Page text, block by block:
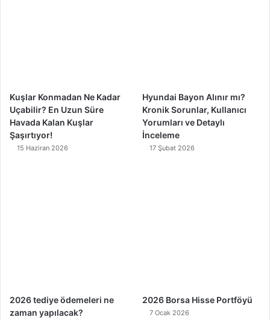
Kuşlar Konmadan Ne Kadar
Uçabilir? En Uzun Süre
Havada Kalan Kuşlar
Şaşırtıyor!
15 Haziran 2026
Hyundai Bayon Alınır mı?
Kronik Sorunlar, Kullanıcı
Yorumları ve Detaylı
İnceleme
17 Şubat 2026
2026 tediye ödemeleri ne
zaman yapılacak?
2026 Borsa Hisse Portföyü
7 Ocak 2026